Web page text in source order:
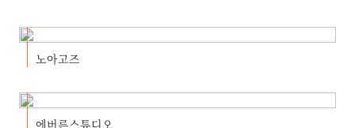
노아고즈
에버른스튜디오